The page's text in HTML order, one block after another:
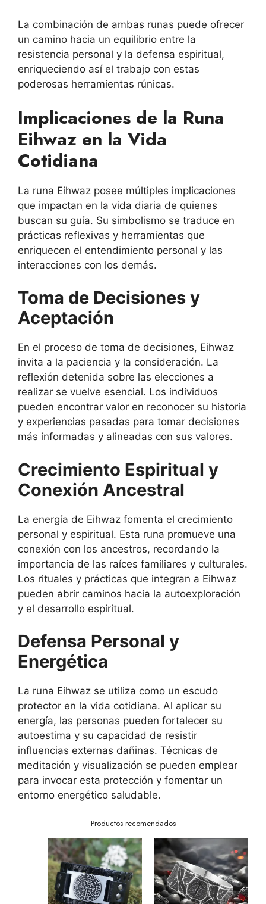
La combinación de ambas runas puede ofrecer
un camino hacia un equilibrio entre la
resistencia personal y la defensa espiritual,
enriqueciendo así el trabajo con estas
poderosas herramientas rúnicas.
Implicaciones de la Runa
Eihwaz en la Vida
Cotidiana
La runa Eihwaz posee múltiples implicaciones
que impactan en la vida diaria de quienes
buscan su guía. Su simbolismo se traduce en
prácticas reflexivas y herramientas que
enriquecen el entendimiento personal y las
interacciones con los demás.
Toma de Decisiones y
Aceptación
En el proceso de toma de decisiones, Eihwaz
invita a la paciencia y la consideración. La
reflexión detenida sobre las elecciones a
realizar se vuelve esencial. Los individuos
pueden encontrar valor en reconocer su historia
y experiencias pasadas para tomar decisiones
más informadas y alineadas con sus valores.
Crecimiento Espiritual y
Conexión Ancestral
La energía de Eihwaz fomenta el crecimiento
personal y espiritual. Esta runa promueve una
conexión con los ancestros, recordando la
importancia de las raíces familiares y culturales.
Los rituales y prácticas que integran a Eihwaz
pueden abrir caminos hacia la autoexploración
y el desarrollo espiritual.
Defensa Personal y
Energética
La runa Eihwaz se utiliza como un escudo
protector en la vida cotidiana. Al aplicar su
energía, las personas pueden fortalecer su
autoestima y su capacidad de resistir
influencias externas dañinas. Técnicas de
meditación y visualización se pueden emplear
para invocar esta protección y fomentar un
entorno energético saludable.
Productos recomendados